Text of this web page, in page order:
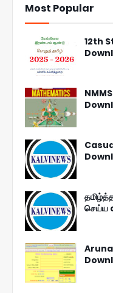
Most Popular
12th
செய்ய